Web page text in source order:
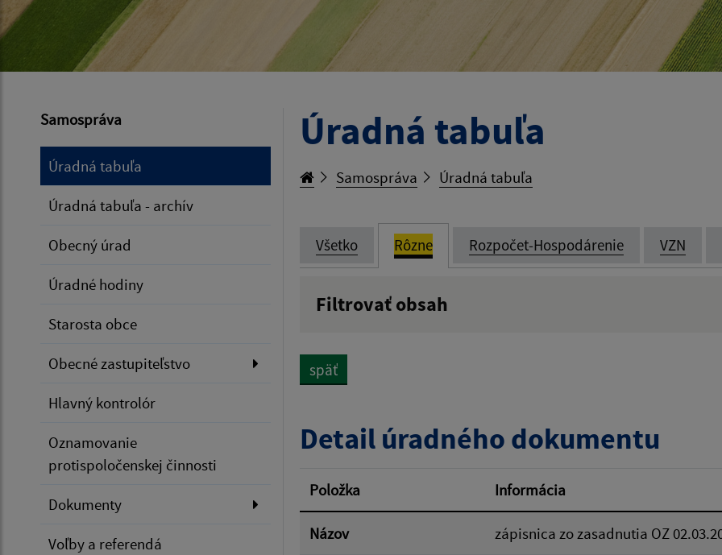
Samospráva
Úradná tabuľa
Úradná tabuľa - archív
Obecný úrad
Úradné hodiny
Starosta obce
Obecné zastupiteľstvo
Hlavný kontrolór
Oznamovanie
protispoločenskej činnosti
Dokumenty
Voľby a referendá
Úradná tabuľa
Samospráva Úradná tabuľa
Všetko Rôzne Rozpočet-Hospodárenie VZN
Filtrovať obsah
Filtrovať
späť
Detail úradného dokumentu
Položka Informácia
Názov zápisnica zo zasadnutia OZ